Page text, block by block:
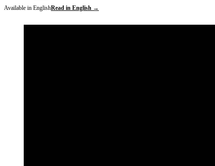
Available in EnglishRead in English →